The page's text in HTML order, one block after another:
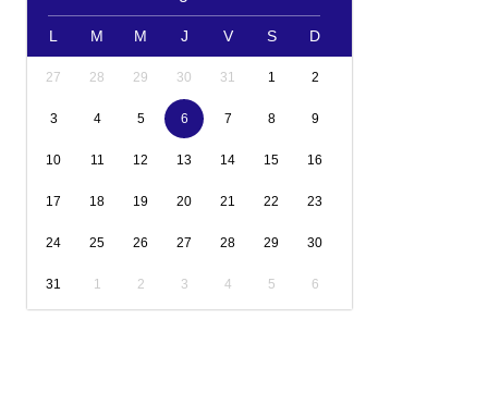
L M M J V S D
27 28 29 30 31 1 2
3 4 5 6 7 8 9
10 11 12 13 14 15 16
17 18 19 20 21 22 23
24 25 26 27 28 29 30
31 1 2 3 4 5 6